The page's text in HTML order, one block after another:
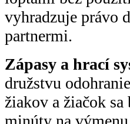
vyhradzuje právo
partnermi.
Zápasy a hrací
družstvu
žiakov a žiačok